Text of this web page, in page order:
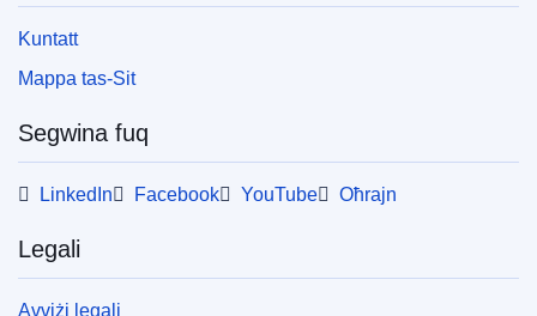
Kuntatt
Mappa tas-Sit
Segwina fuq
LinkedIn Facebook YouTube Oħrajn
Legali
Avviżi legali